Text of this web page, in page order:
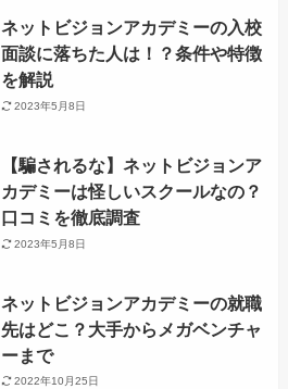
ネットビジョンアカデミーの入校
面談に落ちた人は！？条件や特徴
を解説
2023年5月8日
【騙されるな】ネットビジョンア
カデミーは怪しいスクールなの？
口コミを徹底調査
2023年5月8日
ネットビジョンアカデミーの就職
先はどこ？大手からメガベンチャ
ーまで
2022年10月25日